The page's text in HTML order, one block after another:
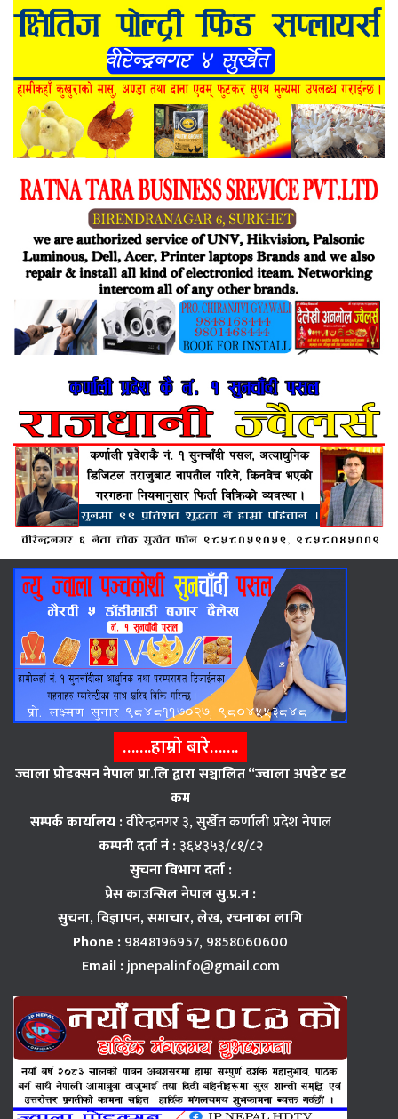
…….हाम्राे बारे…….
ज्वाला प्राेडक्सन नेपाल प्रा.लि द्वारा सञ्चालित “ज्वाला अपडेट डट
कम
सम्पर्क कार्यालय :वीरेन्द्रनगर ३, सुर्खेत कर्णाली प्रदेश नेपाल
कम्पनी दर्ता नं :३६४३५३/८१/८२
सुचना विभाग दर्ता :
प्रेस काउन्सिल नेपाल सु.प्र.न :
सुचना, विज्ञापन,समाचार, लेख, रचनाका लागि
Phone :9848196957, 9858060600
Email :jpnepalinfo@gmail.com